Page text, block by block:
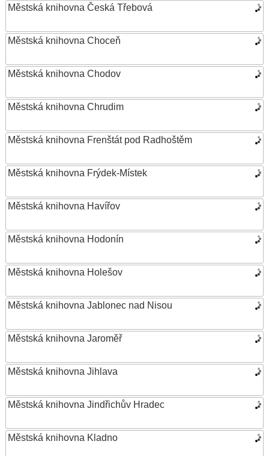
Městská knihovna Česká Třebová
Městská knihovna Choceň
Městská knihovna Chodov
Městská knihovna Chrudim
Městská knihovna Frenštát pod Radhoštěm
Městská knihovna Frýdek-Místek
Městská knihovna Havířov
Městská knihovna Hodonín
Městská knihovna Holešov
Městská knihovna Jablonec nad Nisou
Městská knihovna Jaroměř
Městská knihovna Jihlava
Městská knihovna Jindřichův Hradec
Městská knihovna Kladno